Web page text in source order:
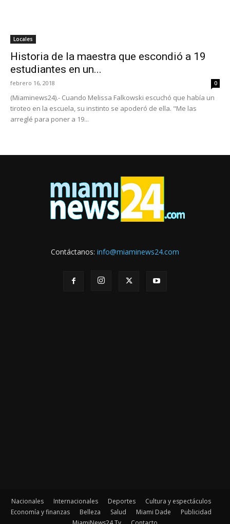
Locales
Historia de la maestra que escondió a 19
estudiantes en un...
febrero 16, 2018 0
(Miaminews24).- Cuando Melissa Falkowski escuchó que había un
tiroteo en la escuela, su instinto se apoderó de ella. "Me las
arreglé para poner a 19...
Contáctanos: info@miaminews24.com
Nacionales Internacionales Deportes
Cultura y espectáculos
Economía y finanzas
Belleza Salud Miami Dade
Publicidad